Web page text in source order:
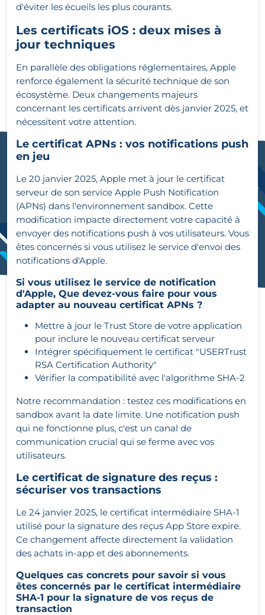
d'éviter les écueils les plus courants.
Les certificats iOS : deux mises à
jour techniques
En parallèle des obligations réglementaires, Apple
renforce également la sécurité technique de son
écosystème. Deux changements majeurs
concernant les certificats arrivent dès janvier 2025, et
nécessitent votre attention.
Le certificat APNs : vos notifications push
en jeu
Le 20 janvier 2025, Apple met à jour le certificat
serveur de son service Apple Push Notification
(APNs) dans l'environnement sandbox. Cette
modification impacte directement votre capacité à
envoyer des notifications push à vos utilisateurs. Vous
êtes concernés si vous utilisez le service d'envoi des
notifications d'Apple.
Si vous utilisez le service de notification
d'Apple, Que devez-vous faire pour vous
adapter au nouveau certificat APNs ?
Mettre à jour le Trust Store de votre application
pour inclure le nouveau certificat serveur
Intégrer spécifiquement le certificat "USERTrust
RSA Certification Authority"
Vérifier la compatibilité avec l'algorithme SHA-2
Notre recommandation : testez ces modifications en
sandbox avant la date limite. Une notification push
qui ne fonctionne plus, c'est un canal de
communication crucial qui se ferme avec vos
utilisateurs.
Le certificat de signature des reçus :
sécuriser vos transactions
Le 24 janvier 2025, le certificat intermédiaire SHA-1
utilisé pour la signature des reçus App Store expire.
Ce changement affecte directement la validation
des achats in-app et des abonnements.
Quelques cas concrets pour savoir si vous
êtes concernés par le certificat intermédiaire
SHA-1 pour la signature de vos reçus de
transaction